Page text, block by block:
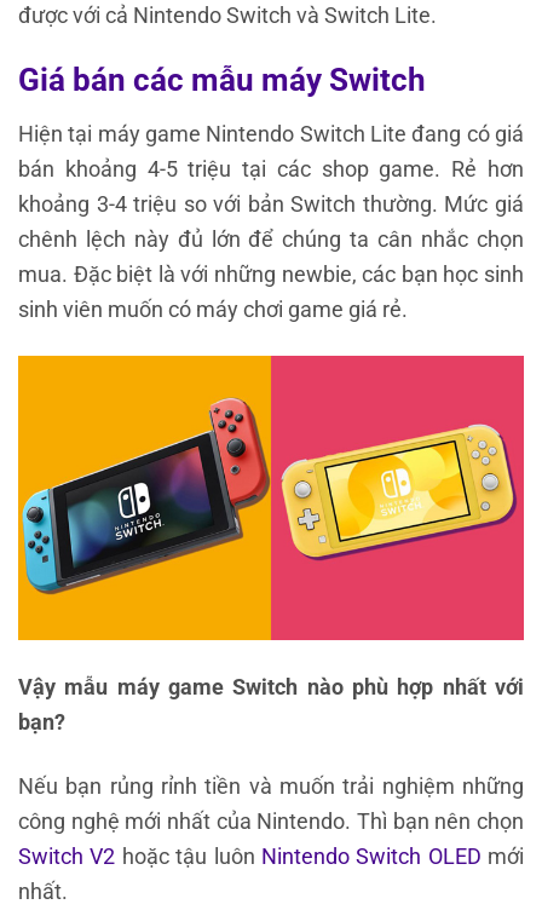
được với cả Nintendo Switch và Switch Lite.
Giá bán các mẫu máy Switch
Hiện tại máy game Nintendo Switch Lite đang có giá
bán khoảng 4-5 triệu tại các shop game. Rẻ hơn
khoảng 3-4 triệu so với bản Switch thường. Mức giá
chênh lệch này đủ lớn để chúng ta cân nhắc chọn
mua. Đặc biệt là với những newbie, các bạn học sinh
sinh viên muốn có máy chơi game giá rẻ.
Vậy mẫu máy game Switch nào phù hợp nhất với
bạn?
Nếu bạn rủng rỉnh tiền và muốn trải nghiệm những
công nghệ mới nhất của Nintendo. Thì bạn nên chọn
Switch V2 hoặc tậu luôn Nintendo Switch OLED mới
nhất.